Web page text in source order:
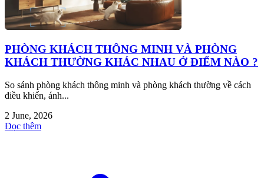
PHÒNG KHÁCH THÔNG MINH VÀ PHÒNG
KHÁCH THƯỜNG KHÁC NHAU Ở ĐIỂM NÀO ?
So sánh phòng khách thông minh và phòng khách thường về cách
điều khiển, ánh...
2 June, 2026
Đọc thêm